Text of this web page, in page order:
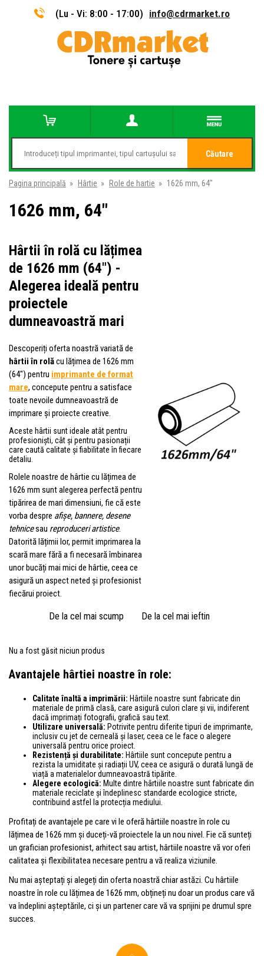
(Lu - Vi: 8:00 - 17:00) info@cdrmarket.ro
Căutare
Pagina principală » Hârtie » Role de hartie » 1626 mm, 64"
1626 mm, 64"
Hârtii în rolă cu lățimea
de 1626 mm (64") -
Alegerea ideală pentru
proiectele
dumneavoastră mari
Descoperiți oferta noastră variată de
hârtii în rolăcu lățimea de 1626 mm
(64") pentru imprimante de format
mare, concepute pentru a satisface
toate nevoile dumneavoastră de
imprimare și proiecte creative.
Aceste hârtii sunt ideale atât pentru
profesioniști, cât și pentru pasionații
care caută calitate și fiabilitate în fiecare
detaliu.
Rolele noastre de hârtie cu lățimea de
1626 mm sunt alegerea perfectă pentru
tipărirea de mari dimensiuni, fie că este
vorba despre afișe, bannere, desene
tehnicesau reproduceri artistice.
Datorită lățimii lor, permit imprimarea la
scară mare fără a fi necesară îmbinarea
unor bucăți mai mici de hârtie, ceea ce
asigură un aspect neted și profesionist
fiecărui proiect.
De la cel mai scump De la cel mai ieftin
Nu a fost găsit niciun produs
Avantajele hârtiei noastre în role:
Calitate înaltă a imprimării: Hârtiile noastre sunt fabricate din
materiale de primă clasă, care asigură culori clare și vii, indiferent
dacă imprimați fotografii, grafică sau text.
Utilizare universală: Potrivite pentru diferite tipuri de imprimante,
inclusiv cu jet de cerneală și laser, ceea ce le face o alegere
universală pentru orice proiect.
Rezistență și durabilitate: Hârtiile sunt concepute pentru a
rezista la umiditate și radiații UV, ceea ce asigură o durată lungă de
viață a materialelor dumneavoastră tipărite.
Alegere ecologică: Multe dintre hârtiile noastre sunt fabricate din
materiale reciclate și îndeplinesc standarde ecologice stricte,
contribuind astfel la protecția mediului.
Profitați de avantajele pe care vi le oferă hârtiile noastre în role cu
lățimea de 1626 mm și duceți-vă proiectele la un nou nivel. Fie că sunteți
un grafician profesionist, arhitect sau artist, hârtiile noastre vă vor oferi
calitatea și flexibilitatea necesare pentru a vă realiza viziunile.
Nu mai așteptați și alegeți din oferta noastră chiar astăzi. Cu hârtiile
noastre în role cu lățimea de 1626 mm, obțineți nu doar un produs care vă
va îndeplini așteptările, ci și un partener care vă va sprijini pe drumul spre
succes.